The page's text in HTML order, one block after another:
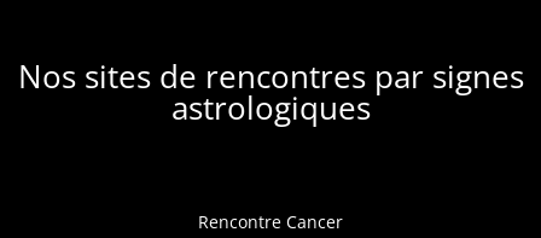
Nos sites de rencontres par signes
astrologiques
Rencontre Cancer